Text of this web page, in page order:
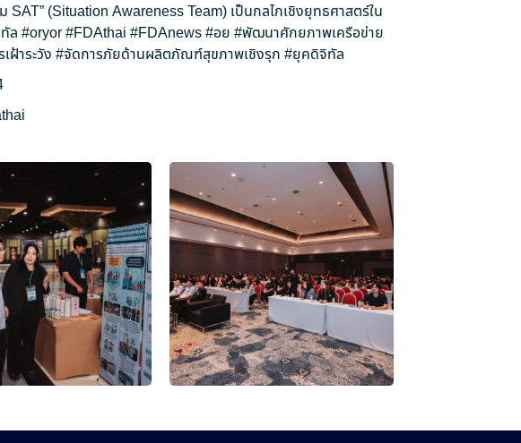
(Situation Awareness Team) เป็นกลไกเชิงยุทธศาสตร์ใน
ล #oryor#FDAthai #FDAnews#อย #พัฒนาศักยภาพเครือข่าย
ฝ้าระวัง #จัดการภัยด้านผลิตภัณฑ์สุขภาพเชิงรุก #ยุคดิจิทัล